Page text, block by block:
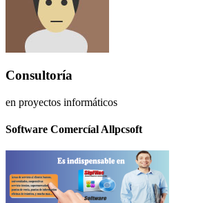
Consultoría
en proyectos informáticos
Software Comercíal Allpcsoft